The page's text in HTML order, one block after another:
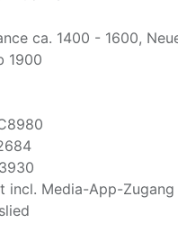
ca. 1400 - 1600,
1900
incl. Media-App-Zugang